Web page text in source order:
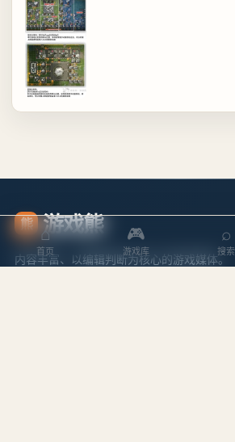
熊 游戏熊
内容丰富、以编辑判断为核心的游戏媒体。
⌂
首页
🎮
游戏库
⌕
搜索